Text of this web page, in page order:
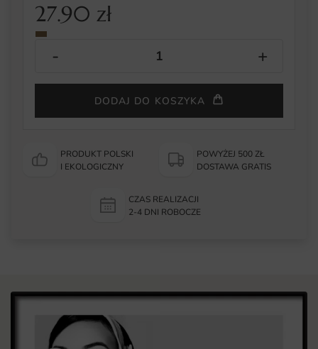
27.90 zł
DODAJ DO KOSZYKA
PRODUKT POLSKI
I EKOLOGICZNY
POWYŻEJ 500 ZŁ
DOSTAWA GRATIS
CZAS REALIZACJI
2-4 DNI ROBOCZE